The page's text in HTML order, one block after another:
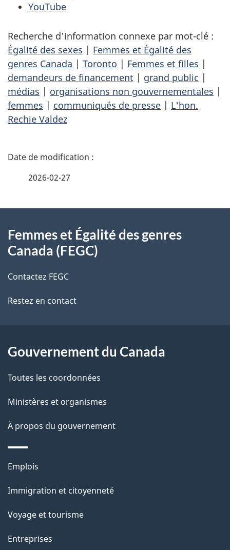
YouTube
Recherche d'information connexe par mot-clé :
Égalité des sexes | Femmes et Égalité des
genres Canada | Toronto | Femmes et filles |
demandeurs de financement | grand public |
médias | organisations non gouvernementales |
femmes | communiqués de presse | L'hon.
Rechie Valdez
D
i
s
d
l
a
p
a
e
2026-02-27
propos
ce
site
Femmes et Égalité des genres
Canada (FEGC)
Contactez FEGC
Restez en contact
Gouvernement du Canada
Toutes les coordonnées
Ministères et organismes
À propos du gouvernement
Thèmes
sujets
Emplois
Immigration et citoyenneté
Voyage et tourisme
Entreprises